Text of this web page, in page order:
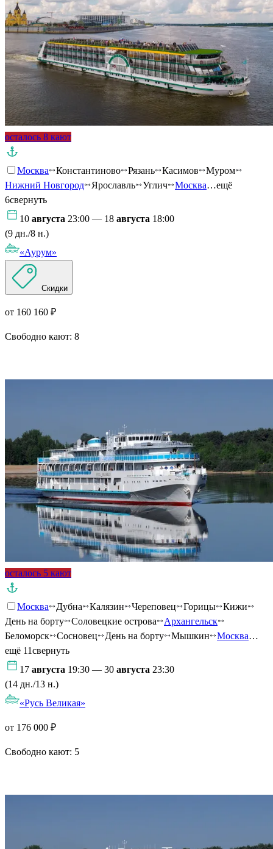
осталось 8 кают
Москва Константиново Рязань Касимов
Муром
Нижний Новгород
Ярославль Углич Москва…ещё
6свернуть
10 августа 23:00 — 18 августа 18:00
(9 дн./8 н.)
«Аурум»
Скидки
от 160 160 ₽
Свободно кают: 8
осталось 5 кают
Москва Дубна Калязин Череповец Горицы
Кижи
День на борту
Соловецкие острова
Архангельск
Беломорск
Сосновец День на борту Мышкин Москва…
ещё 11свернуть
17 августа 19:30 — 30 августа 23:30
(14 дн./13 н.)
«Русь Великая»
от 176 000 ₽
Свободно кают: 5